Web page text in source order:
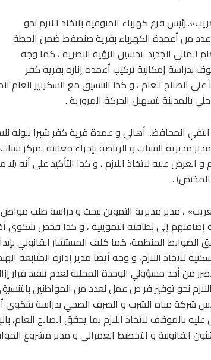
فرع كهرباء المنوفية باتخاذ اللازم نحو
عدد من أعمدة الكهرباء بقرية صنصفط ضمن الخطة
المالي الجديد لتحسين الرؤية البصرية ، كما وجه
بدراسة إمكانية تركيب أعمدة إنارة بقرية كفر
الصالح العام ، و كذا التنسيق مع السكرتير
بالمدينة لتسهيل الحركة المرورية .
التقي المحافظ.. أهالي و عمدة قرية كفر شبرا بلولة
مديرية الشباب و الرياضة بإجراء معاينة لمركز
العرض عليه لاتخاذ اللازم ، و كذا التأكيد على أنه
.
إضافتهم إلي بطاقته التموينية ، و كذا فحص شكوى
الضوابط المنظمة، كما كلف المستشار القانوني
لاتخاذ اللازم، و وجه أيضا مدير إدارة
من أحد مسؤولي الوحدة المحلية لعدم تنفيذ قرار
اللازم نحو توفير فر ص عمل لعدد من المواطنين
شركة مياه الشرب و الصرف الصحي بدراسة
عليه بالموقف لاتخاذ اللازم بما يحقق الصالح العام،
القانونية و التخطيط العمرانى و مدير مشروع